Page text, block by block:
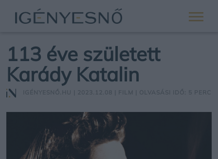
113 éve született
Karády Katalin